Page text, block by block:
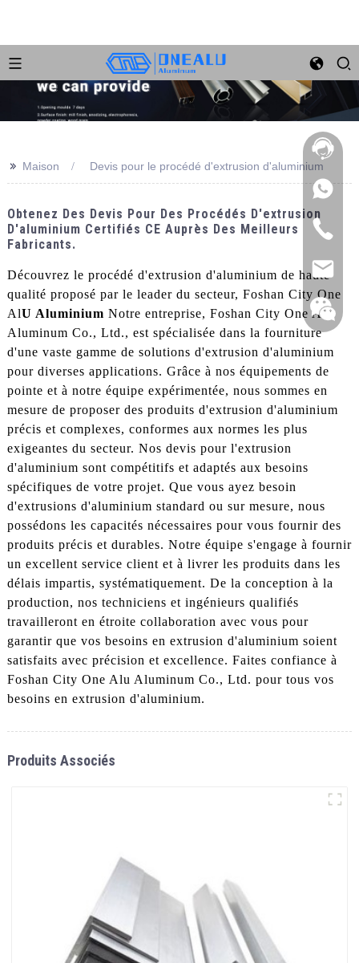
>> Maison Devis pour le procédé d'extrusion d'aluminium
Obtenez Des Devis Pour Des Procédés D'extrusion
D'aluminium Certifiés CE Auprès Des Meilleurs
Fabricants.
Découvrez le procédé d'extrusion d'aluminium de haute
qualité proposé par le leader du secteur, Foshan City One
AlU Aluminium Notre entreprise, Foshan City One Alu
Aluminum Co., Ltd., est spécialisée dans la fourniture
d'une vaste gamme de solutions d'extrusion d'aluminium
pour diverses applications. Grâce à nos équipements de
pointe et à notre équipe expérimentée, nous sommes en
mesure de proposer des produits d'extrusion d'aluminium
précis et complexes, conformes aux normes les plus
exigeantes du secteur. Nos devis pour l'extrusion
d'aluminium sont compétitifs et adaptés aux besoins
spécifiques de votre projet. Que vous ayez besoin
d'extrusions d'aluminium standard ou sur mesure, nous
possédons les capacités nécessaires pour vous fournir des
produits précis et durables. Notre équipe s'engage à fournir
un excellent service client et à livrer les produits dans les
délais impartis, systématiquement. De la conception à la
production, nos techniciens et ingénieurs qualifiés
travailleront en étroite collaboration avec vous pour
garantir que vos besoins en extrusion d'aluminium soient
satisfaits avec précision et excellence. Faites confiance à
Foshan City One Alu Aluminum Co., Ltd. pour tous vos
besoins en extrusion d'aluminium.
Produits Associés